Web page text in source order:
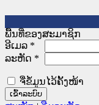
ພື້ນທີ່ຂອງສະມາຊິກ
ອີເມລ *
ລະຫັດ *
ຈື່ຂໍ້ມູນໄວ້ຄັ້ງໜ້າ